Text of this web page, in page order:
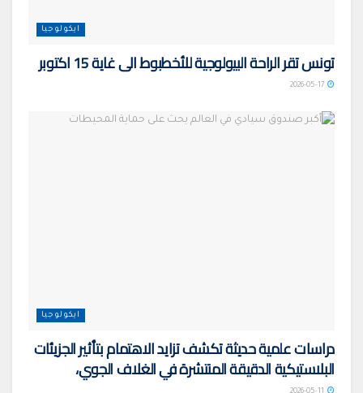
ايكولوجيا
تونس تقر الراحة البيولوجية للأخطبوط الى غاية 15 اكتوبر
ايكولوجيا
دراسات علمية حديثة تكشف تزايد الاهتمام بتأثير الجزيئات
البلاستيكية الدقيقة المنتشرة في الغلاف الجوي،